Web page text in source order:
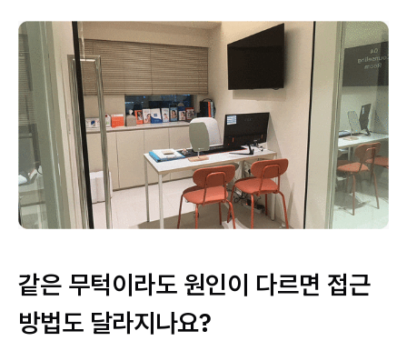
같은 무턱이라도 원인이 다르면 접근
방법도 달라지나요?